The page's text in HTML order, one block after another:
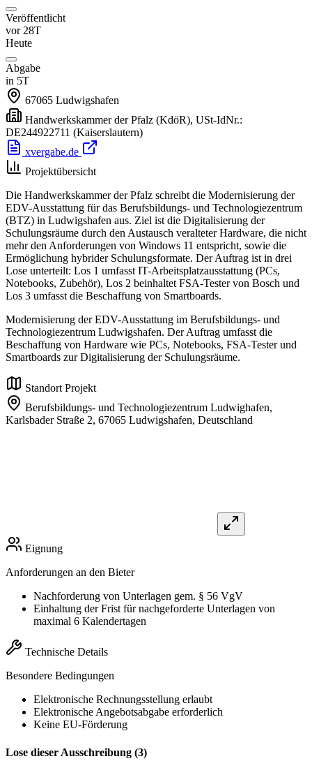
Veröffentlicht
vor 28T
Heute
Abgabe
in 5T
67065 Ludwigshafen
Handwerkskammer der Pfalz (KdöR), USt-IdNr.:
DE244922711 (Kaiserslautern)
xvergabe.de
Projektübersicht
Die Handwerkskammer der Pfalz schreibt die Modernisierung der
EDV-Ausstattung für das Berufsbildungs- und Technologiezentrum
(BTZ) in Ludwigshafen aus. Ziel ist die Digitalisierung der
Schulungsräume durch den Austausch veralteter Hardware, die nicht
mehr den Anforderungen von Windows 11 entspricht, sowie die
Ermöglichung hybrider Schulungsformate. Der Auftrag ist in drei
Lose unterteilt: Los 1 umfasst IT-Arbeitsplatzausstattung (PCs,
Notebooks, Zubehör), Los 2 beinhaltet FSA-Tester von Bosch und
Los 3 umfasst die Beschaffung von Smartboards.
Modernisierung der EDV-Ausstattung im Berufsbildungs- und
Technologiezentrum Ludwigshafen. Der Auftrag umfasst die
Beschaffung von Hardware wie PCs, Notebooks, FSA-Tester und
Smartboards zur Digitalisierung der Schulungsräume.
Standort Projekt
Berufsbildungs- und Technologiezentrum Ludwighafen,
Karlsbader Straße 2, 67065 Ludwigshafen, Deutschland
Eignung
Anforderungen an den Bieter
Nachforderung von Unterlagen gem. § 56 VgV
Einhaltung der Frist für nachgeforderte Unterlagen von
maximal 6 Kalendertagen
Technische Details
Besondere Bedingungen
Elektronische Rechnungsstellung erlaubt
Elektronische Angebotsabgabe erforderlich
Keine EU-Förderung
Lose dieser Ausschreibung (3)